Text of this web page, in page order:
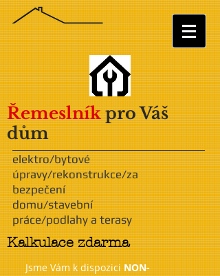
elektro/bytové
úpravy/rekonstrukce/za
bezpečení
domu/stavební
práce/podlahy a terasy
Jsme Vám k dispoziciNON-
Řemeslníkpro Váš
dům
Kalkulace zdarma